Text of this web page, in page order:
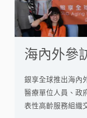
一
篇
海內外參
銀享全球推出海內
醫療單位人員、政
表性高齡服務組織